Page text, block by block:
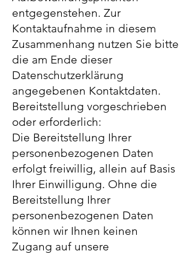
entgegenstehen. Zur
Kontaktaufnahme in diesem
Zusammenhang nutzen Sie bitte
die am Ende dieser
Datenschutzerklärung
angegebenen Kontaktdaten.
Bereitstellung vorgeschrieben
oder erforderlich:
Die Bereitstellung Ihrer
personenbezogenen Daten
erfolgt freiwillig, allein auf Basis
Ihrer Einwilligung. Ohne die
Bereitstellung Ihrer
personenbezogenen Daten
können wir Ihnen keinen
Zugang auf unsere